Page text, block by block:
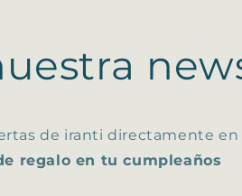
de iranti directamente
regalo en tu cumpleaños